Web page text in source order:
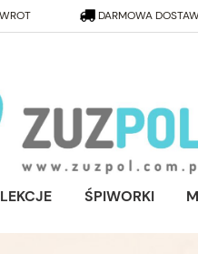
ŚPIWORKI
DARMOWA